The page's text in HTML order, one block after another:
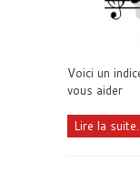
Voici un
vous aider
Lire la